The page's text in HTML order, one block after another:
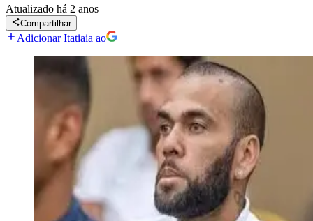
Atualizado há 2 anos
Compartilhar
Adicionar Itatiaia ao